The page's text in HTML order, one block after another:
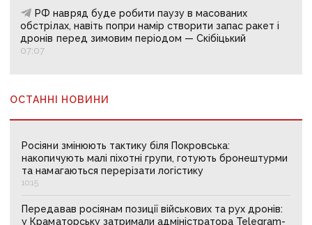
РФ навряд буде робити паузу в масованих
обстрілах, навіть попри намір створити запас ракет і
дронів перед зимовим періодом — Скібіцький
07:07
ОСТАННІ НОВИНИ
Росіяни змінюють тактику біля Покровська:
накопичують малі піхотні групи, готують бронештурми
та намагаються перерізати логістику
10:15
Передавав росіянам позиції військових та рух дронів:
у Краматорську затримали адміністратора Telegram-